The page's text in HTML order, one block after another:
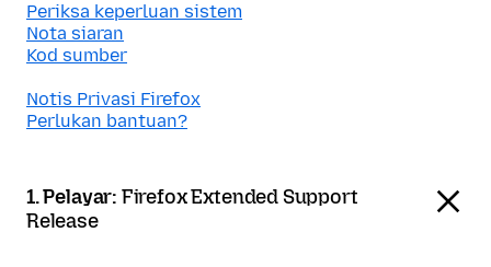
Periksa keperluan sistem
Nota siaran
Kod sumber
Notis Privasi Firefox
Perlukan bantuan?
1. Pelayar: Firefox Extended Support
Release